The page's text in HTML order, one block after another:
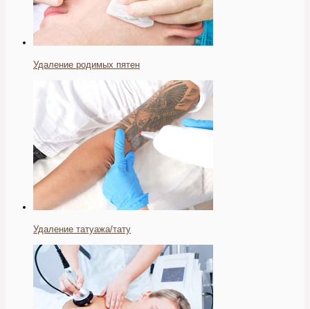
Удаление родимых пятен
Удаление татуажа/тату